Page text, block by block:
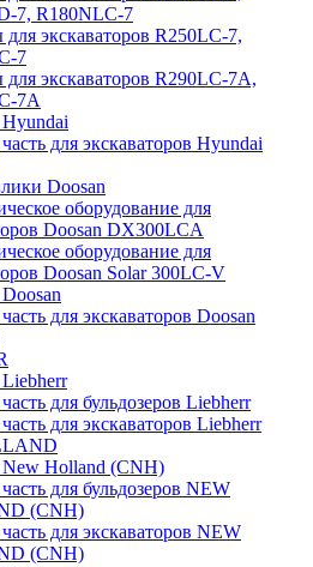
7, R180NLC-7
экскаваторов R250LC-7,
7
экскаваторов R290LC-7A,
7A
Hyundai
для экскаваторов Hyundai
Doosan
оборудование для
Doosan DX300LCA
оборудование для
Doosan Solar 300LC-V
для экскаваторов Doosan
Liebherr
для бульдозеров Liebherr
для экскаваторов Liebherr
New Holland (CNH)
для бульдозеров NEW
(CNH)
для экскаваторов NEW
(CNH)